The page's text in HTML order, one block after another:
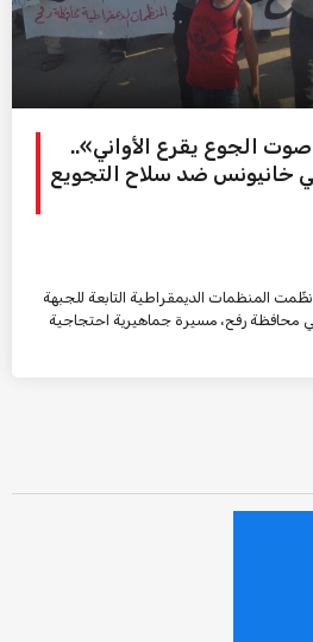
الجوع يقرع الأواني»..
خانيونس ضد سلاح التجويع
المنظمات الديمقراطية التابعة للجبهة
محافظة رفح، مسيرة جماهيرية احتجاجية